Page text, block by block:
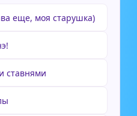
еще, моя старушка)
ставнями